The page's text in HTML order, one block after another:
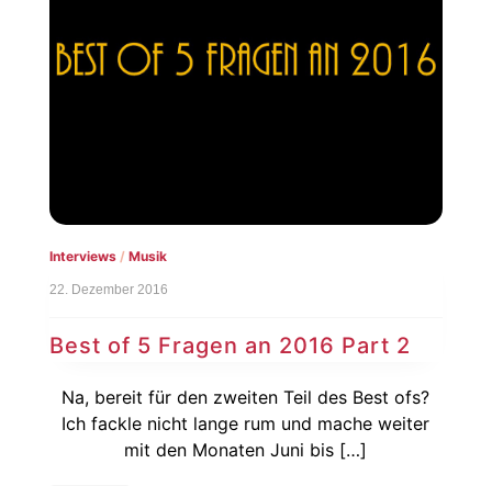
Interviews/ Musik
22. Dezember 2016
Best of 5 Fragen an 2016 Part 2
Na, bereit für den zweiten Teil des Best ofs?
Ich fackle nicht lange rum und mache weiter
mit den Monaten Juni bis […]